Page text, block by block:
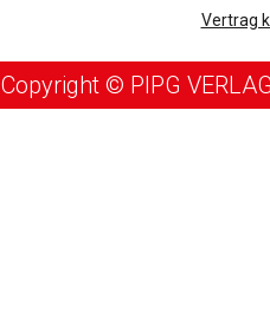
Vertrag
Copyright © PIPG